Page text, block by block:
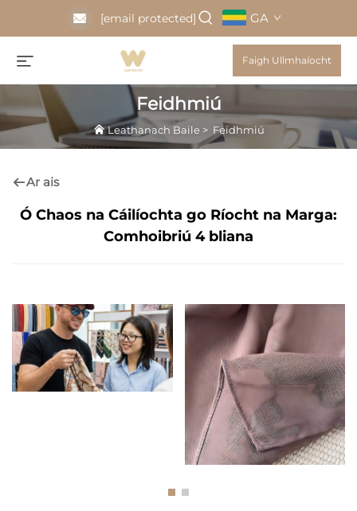
[email protected] GA
Faigh Ullmhaíocht
Feidhmiú
Leathanach Baile> Feidhmiú
Ar ais
Ó Chaos na Cáilíochta go Ríocht na Marga:
Comhoibriú 4 bliana